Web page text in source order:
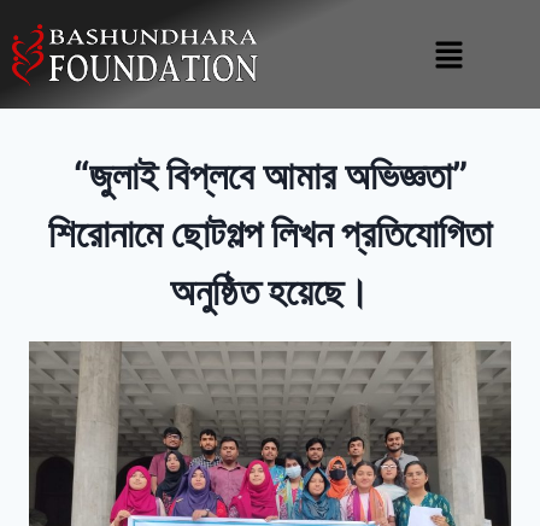
“জুলাই বিপ্লবে আমার অভিজ্ঞতা”
শিরোনামে ছোটগল্প লিখন প্রতিযোগিতা
অনুষ্ঠিত হয়েছে।